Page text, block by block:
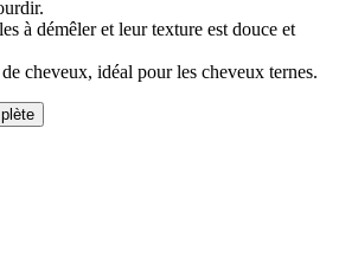
à démêler et leur texture est douce et
cheveux, idéal pour les cheveux ternes.